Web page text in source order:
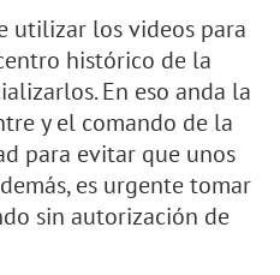
utilizar los videos para
histórico de la
En eso anda la
y el comando de la
para evitar que unos
es urgente tomar
sin autorización de